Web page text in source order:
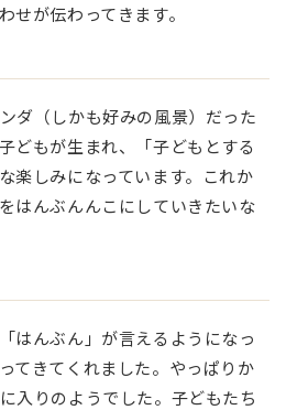
が伝わってきます。
ダ（しかも好みの風景）だった
どもが生まれ、「子どもとする
楽しみになっています。これか
はんぶんんこにしていきたいな
はんぶん」が言えるようになっ
てきてくれました。やっぱりか
入りのようでした。子どもたち